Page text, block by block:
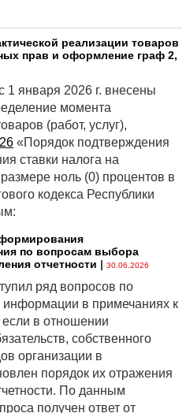
реализации товаров
прав и оформление граф 2,
января 2026 г. внесены
момента
(работ, услуг),
«Порядок подтверждения
ставки налога на
ноль (0) процентов в
кодекса Республики
по вопросам выбора
отчетности | 30.06.2026
ряд вопросов по
информации в примечаниях к
если в отношении
собственного
организации в
порядок их отражения
По данным
получен ответ от